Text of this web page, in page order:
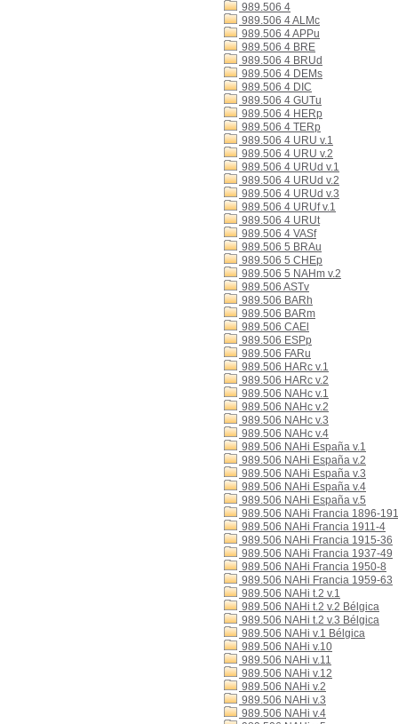
989.506 4
989.506 4 ALMc
989.506 4 APPu
989.506 4 BRE
989.506 4 BRUd
989.506 4 DEMs
989.506 4 DIC
989.506 4 GUTu
989.506 4 HERp
989.506 4 TERp
989.506 4 URU v.1
989.506 4 URU v.2
989.506 4 URUd v.1
989.506 4 URUd v.2
989.506 4 URUd v.3
989.506 4 URUf v.1
989.506 4 URUt
989.506 4 VASf
989.506 5 BRAu
989.506 5 CHEp
989.506 5 NAHm v.2
989.506 ASTv
989.506 BARh
989.506 BARm
989.506 CAEl
989.506 ESPp
989.506 FARu
989.506 HARc v.1
989.506 HARc v.2
989.506 NAHc v.1
989.506 NAHc v.2
989.506 NAHc v.3
989.506 NAHc v.4
989.506 NAHi España v.1
989.506 NAHi España v.2
989.506 NAHi España v.3
989.506 NAHi España v.4
989.506 NAHi España v.5
989.506 NAHi Francia 1896-
989.506 NAHi Francia 1911-4
989.506 NAHi Francia 1915-36
989.506 NAHi Francia 1937-49
989.506 NAHi Francia 1950-8
989.506 NAHi Francia 1959-63
989.506 NAHi t.2 v.1
989.506 NAHi t.2 v.2 Bélgica
989.506 NAHi t.2 v.3 Bélgica
989.506 NAHi v.1 Bélgica
989.506 NAHi v.10
989.506 NAHi v.11
989.506 NAHi v.12
989.506 NAHi v.2
989.506 NAHi v.3
989.506 NAHi v.4